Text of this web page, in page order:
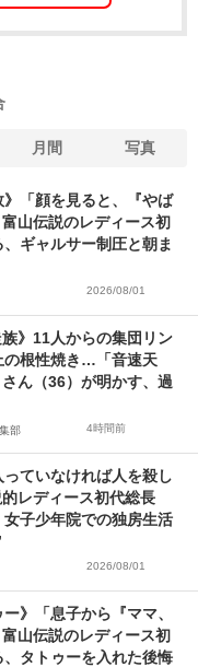
月間 写真
》「顔を見ると、『やば
山伝説のレディース初
ギャルサー制圧と朝ま
2026/08/01
族》11人からの集団リン
の根性焼き…「音速天
ん（36）が明かす、過
部 4時間前
っていなければ人を殺し
レディース初代総長
女子少年院での独房生活
2026/08/01
》「息子から『ママ、
山伝説のレディース初
タトゥーを入れた後悔